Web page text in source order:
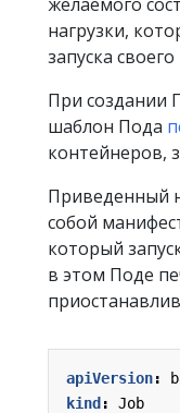
нагрузки,
запуска
При создании
шаблон Пода
контейнеров,
Приведенный
собой
который
в этом Поде
apiVersion:
kind : Job